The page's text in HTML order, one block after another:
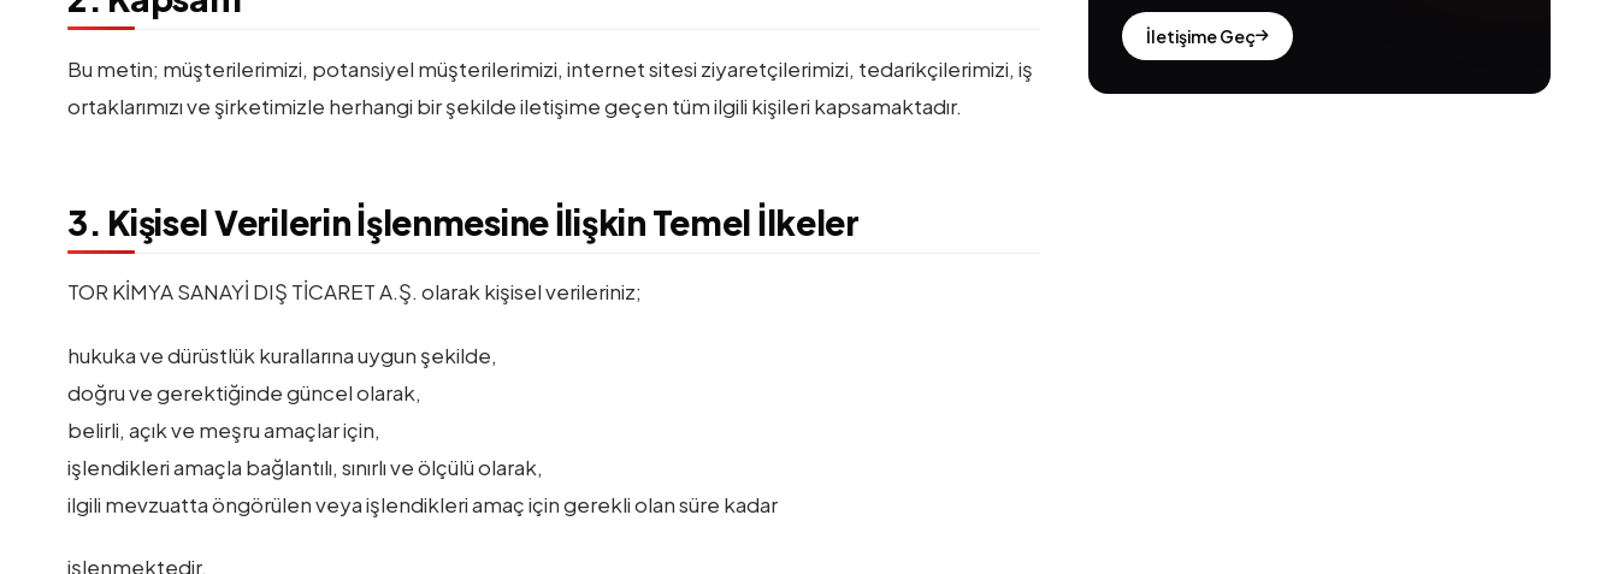
Bu metin; müşterilerimizi, potansiyel müşterilerimizi, internet sitesi ziyaretçilerimizi, tedarikçilerimizi, iş
ortaklarımızı ve şirketimizle herhangi bir şekilde iletişime geçen tüm ilgili kişileri kapsamaktadır.
3. Kişisel Verilerin İşlenmesine İlişkin Temel İlkeler
TOR KİMYA SANAYİ DIŞ TİCARET A.Ş. olarak kişisel verileriniz;
hukuka ve dürüstlük kurallarına uygun şekilde,
doğru ve gerektiğinde güncel olarak,
belirli, açık ve meşru amaçlar için,
işlendikleri amaçla bağlantılı, sınırlı ve ölçülü olarak,
ilgili mevzuatta öngörülen veya işlendikleri amaç için gerekli olan süre kadar
işlenmektedir.
İletişime Geç